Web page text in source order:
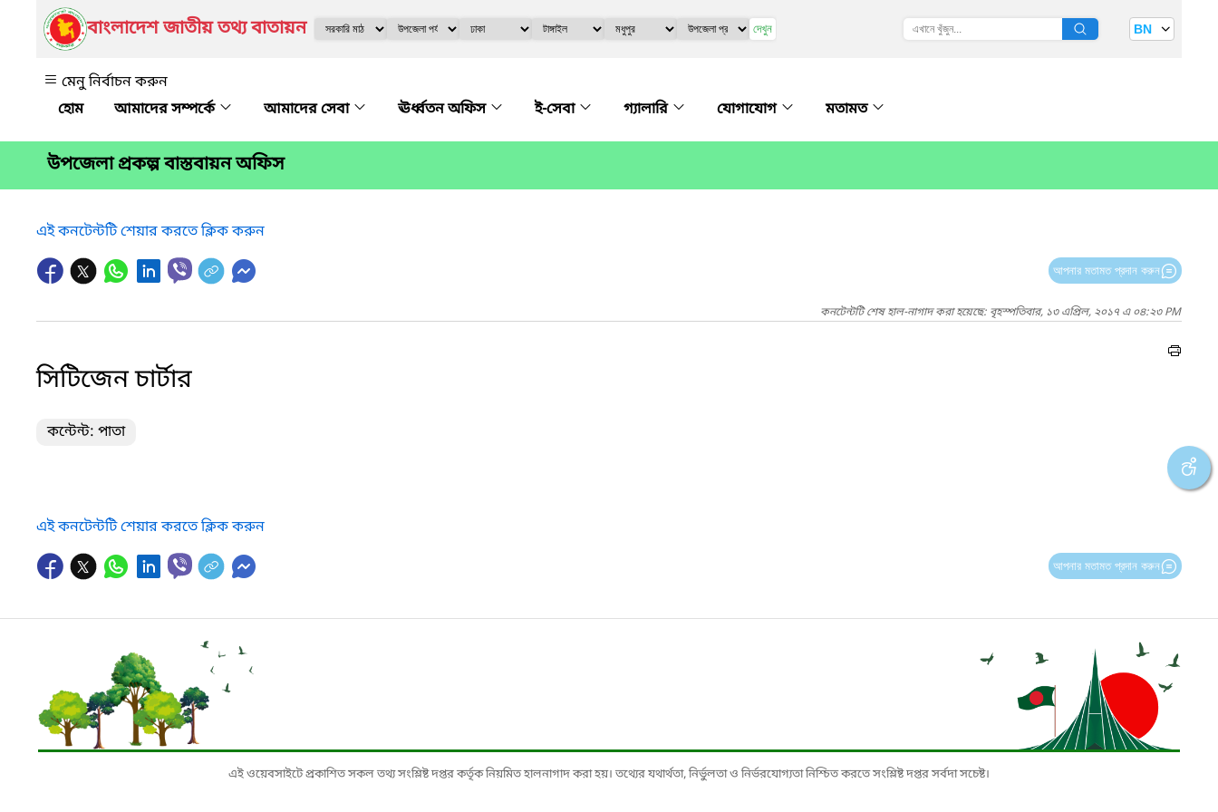
বাংলাদেশ জাতীয় তথ্য বাতায়ন দেখুন BN
মেনু নির্বাচন করুন
আমাদের সম্পর্কে
আমাদের সেবা ঊর্ধ্বতন অফিস ই-সেবা গ্যালারি যোগাযোগ মতামত
উপজেলা প্রকল্প বাস্তবায়ন অফিস
এই কনটেন্টটি শেয়ার করতে ক্লিক করুন
আপনার মতামত প্রদান করুন
কনটেন্টটি শেষ হাল-নাগাদ করা হয়েছে: বৃহস্পতিবার, ১৩ এপ্রিল, ২০১৭ এ ০৪:২৩ PM
সিটিজেন চার্টার
কন্টেন্ট: পাতা
এই কনটেন্টটি শেয়ার করতে ক্লিক করুন
আপনার মতামত প্রদান করুন
এই ওয়েবসাইটে প্রকাশিত সকল তথ্য সংশ্লিষ্ট দপ্তর কর্তৃক নিয়মিত হালনাগাদ করা হয়। তথ্যের যথার্থতা, নির্ভুলতা ও নির্ভরযোগ্যতা নিশ্চিত করতে সংশ্লিষ্ট দপ্তর সর্বদা সচেষ্ট।